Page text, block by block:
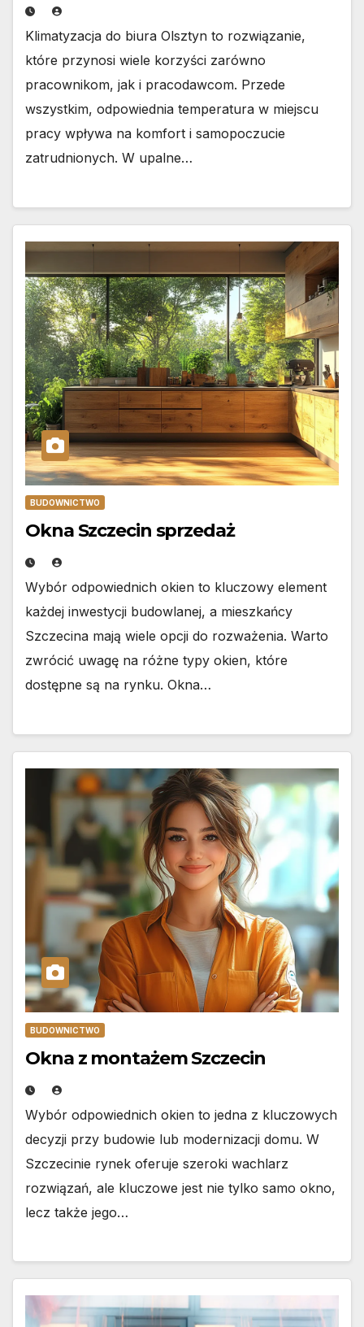
Klimatyzacja do biura Olsztyn to rozwiązanie,
które przynosi wiele korzyści zarówno
pracownikom, jak i pracodawcom. Przede
wszystkim, odpowiednia temperatura w miejscu
pracy wpływa na komfort i samopoczucie
zatrudnionych. W upalne…
BUDOWNICTWO
Okna Szczecin sprzedaż
Wybór odpowiednich okien to kluczowy element
każdej inwestycji budowlanej, a mieszkańcy
Szczecina mają wiele opcji do rozważenia. Warto
zwrócić uwagę na różne typy okien, które
dostępne są na rynku. Okna…
BUDOWNICTWO
Okna z montażem Szczecin
Wybór odpowiednich okien to jedna z kluczowych
decyzji przy budowie lub modernizacji domu. W
Szczecinie rynek oferuje szeroki wachlarz
rozwiązań, ale kluczowe jest nie tylko samo okno,
lecz także jego…